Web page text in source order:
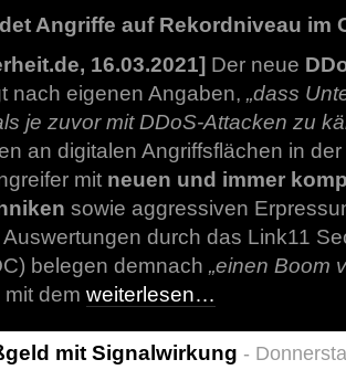
Angriffe auf Rekordniveau im
16.03.2021] Der neue
nach eigenen Angaben, „dass
je zuvor mit DDoS-Attacken zu
an digitalen Angriffsflächen in
mit neuen und immer
sowie aggressiven
Auswertungen durch das Link11
belegen demnach „einen Boom
dem weiterlesen…
mit Signalwirkung -